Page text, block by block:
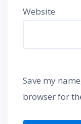
Website
Save my
browser for